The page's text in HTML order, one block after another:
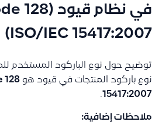
ISO/IEC 15417:2007)
توضيح حول نوع الباركود المستخدم
نوع باركود المنتجات في قيود هو 128
15417:2007
.
ملاحظات إضافية: